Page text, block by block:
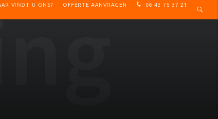
06 43 75 37 21
VINDT U ONS? OFFERTE AANVRAGEN
DIENSTEN REFERENTIES CONTACT